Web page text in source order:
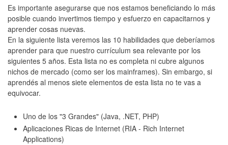
Es importante asegurarse que nos estamos beneficiando lo más
posible cuando invertimos tiempo y esfuerzo en capacitarnos y
aprender cosas nuevas.
En la siguiente lista veremos las 10 habilidades que deberíamos
aprender para que nuestro currículum sea relevante por los
siguientes 5 años. Esta lista no es completa ni cubre algunos
nichos de mercado (como ser los mainframes). Sin embargo, si
aprendés al menos siete elementos de esta lista no te vas a
equivocar.
Uno de los "3 Grandes" (Java, .NET, PHP)
Aplicaciones Ricas de Internet (RIA - Rich Internet
Applications)